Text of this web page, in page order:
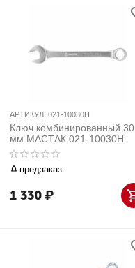
АРТИКУЛ: 021-10030H
Ключ комбинированный 30
мм МАСТАК 021-10030H
предзаказ
1 330₽